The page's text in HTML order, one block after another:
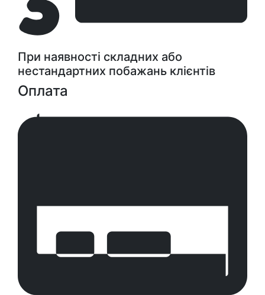
При наявності складних або
нестандартних побажань клієнтів
Оплата